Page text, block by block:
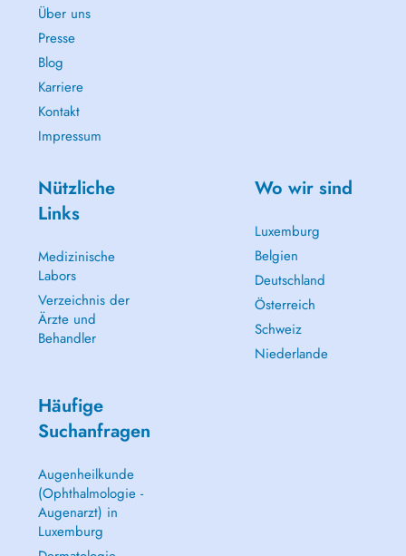
Über uns
Presse
Blog
Karriere
Kontakt
Impressum
Nützliche
Links
Medizinische
Labors
Verzeichnis der
Ärzte und
Behandler
Wo wir sind
Luxemburg
Belgien
Deutschland
Österreich
Schweiz
Niederlande
Häufige
Suchanfragen
Augenheilkunde
(Ophthalmologie -
Augenarzt) in
Luxemburg